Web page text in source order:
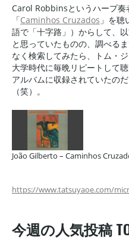
Carol Robbinsというハープ奏
「Caminhos Cruzados 」を
語で「十字路」）からして、
と思っていたものの、調べる
なく検索してみたら、トム・
大学時代に毎晩リピートして
アルバムに収録されていたの
（笑）。
João Gilberto – Caminhos
https://www.tatsuyaoe.com/
今週の人気投稿